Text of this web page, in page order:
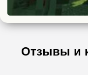
Отзывы и